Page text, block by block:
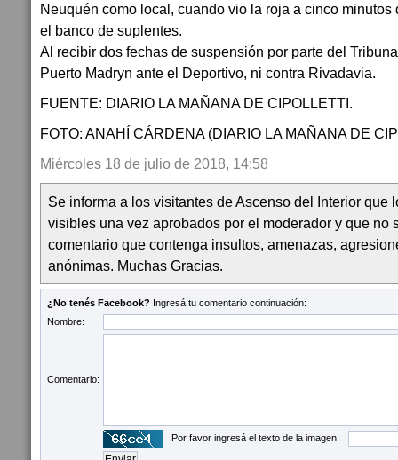
Neuquén como local, cuando vio la roja a cinco
el banco de suplentes.
Al recibir dos fechas de suspensión por parte del
Puerto Madryn ante el Deportivo, ni contra Rivadavia.
FUENTE: DIARIO LA MAÑANA DE CIPOLLETTI.
FOTO: ANAHÍ CÁRDENA (DIARIO LA MAÑANA DE
Miércoles 18 de julio de 2018, 14:58
Se informa a los visitantes de Ascenso del Interior que
visibles una vez aprobados por el moderador y que no
comentario que contenga insultos, amenazas,
anónimas. Muchas Gracias.
¿No tenés Facebook? Ingresá tu comentario continuación:
Nombre:
Comentario:
Por favor ingresá el texto de la imagen: